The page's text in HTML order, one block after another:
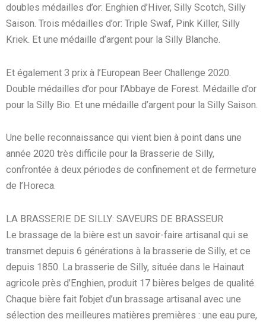
doubles médailles d’or: Enghien d’Hiver, Silly Scotch, Silly
Saison. Trois médailles d’or: Triple Swaf, Pink Killer, Silly
Kriek. Et une médaille d’argent pour la Silly Blanche.
Et également 3 prix à l’European Beer Challenge 2020.
Double médailles d’or pour l’Abbaye de Forest. Médaille d’or
pour la Silly Bio. Et une médaille d’argent pour la Silly Saison.
Une belle reconnaissance qui vient bien à point dans une
année 2020 très difficile pour la Brasserie de Silly,
confrontée à deux périodes de confinement et de fermeture
de l’Horeca.
LA BRASSERIE DE SILLY: SAVEURS DE BRASSEUR
Le brassage de la bière est un savoir-faire artisanal qui se
transmet depuis 6 générations à la brasserie de Silly, et ce
depuis 1850. La brasserie de Silly, située dans le Hainaut
agricole près d’Enghien, produit 17 bières belges de qualité.
Chaque bière fait l’objet d’un brassage artisanal avec une
sélection des meilleures matières premières : une eau pure,